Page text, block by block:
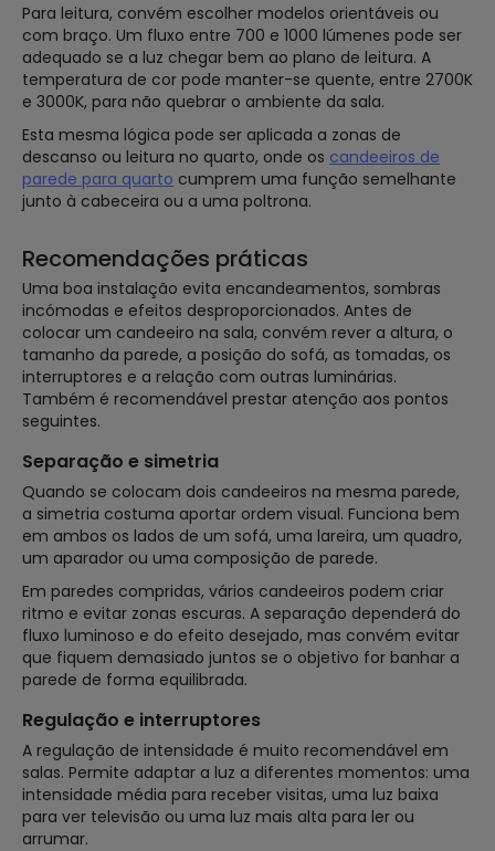
Para leitura, convém escolher modelos orientáveis ou
com braço. Um fluxo entre 700 e 1000 lúmenes pode ser
adequado se a luz chegar bem ao plano de leitura. A
temperatura de cor pode manter-se quente, entre 2700K
e 3000K, para não quebrar o ambiente da sala.
Esta mesma lógica pode ser aplicada a zonas de
descanso ou leitura no quarto, onde os candeeiros de
parede para quarto cumprem uma função semelhante
junto à cabeceira ou a uma poltrona.
Recomendações práticas
Uma boa instalação evita encandeamentos, sombras
incómodas e efeitos desproporcionados. Antes de
colocar um candeeiro na sala, convém rever a altura, o
tamanho da parede, a posição do sofá, as tomadas, os
interruptores e a relação com outras luminárias.
Também é recomendável prestar atenção aos pontos
seguintes.
Separação e simetria
Quando se colocam dois candeeiros na mesma parede,
a simetria costuma aportar ordem visual. Funciona bem
em ambos os lados de um sofá, uma lareira, um quadro,
um aparador ou uma composição de parede.
Em paredes compridas, vários candeeiros podem criar
ritmo e evitar zonas escuras. A separação dependerá do
fluxo luminoso e do efeito desejado, mas convém evitar
que fiquem demasiado juntos se o objetivo for banhar a
parede de forma equilibrada.
Regulação e interruptores
A regulação de intensidade é muito recomendável em
salas. Permite adaptar a luz a diferentes momentos: uma
intensidade média para receber visitas, uma luz baixa
para ver televisão ou uma luz mais alta para ler ou
arrumar.